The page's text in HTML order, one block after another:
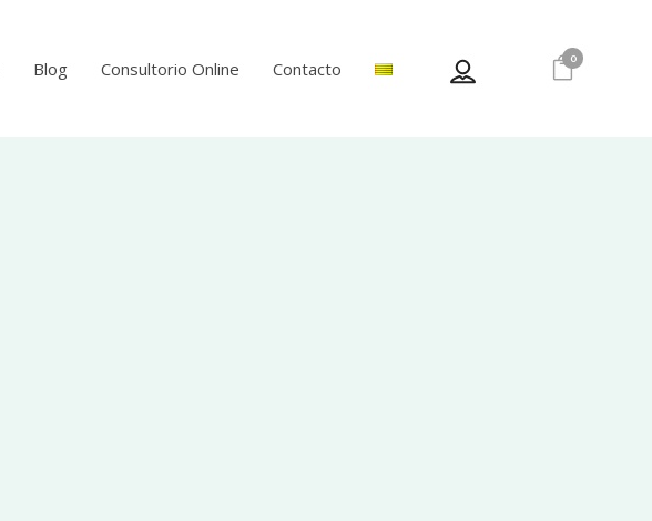
0
Blog Consultorio Online Contacto